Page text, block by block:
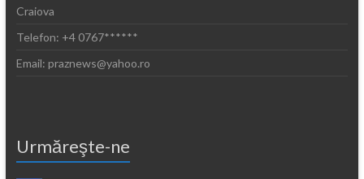
Craiova
Telefon: +4 0767******
Email: praznews@yahoo.ro
Urmăreşte-ne